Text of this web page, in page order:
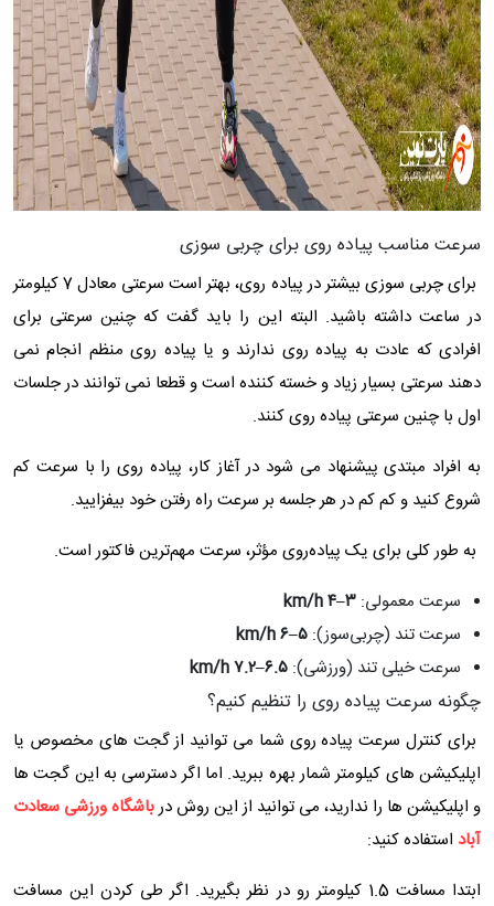
سرعت مناسب پیاده روی برای چربی سوزی
برای چربی سوزی بیشتر در پیاده روی، بهتر است سرعتی معادل 7 کیلومتر
در ساعت داشته باشید. البته این را باید گفت که چنین سرعتی برای
افرادی که عادت به پیاده روی ندارند و یا پیاده روی منظم انجام نمی
دهند سرعتی بسیار زیاد و خسته کننده است و قطعا نمی توانند در جلسات
اول با چنین سرعتی پیاده روی کنند.
به افراد مبتدی پیشنهاد می شود در آغاز کار، پیاده روی را با سرعت کم
شروع کنید و کم کم در هر جلسه بر سرعت راه رفتن خود بیفزایید.
به طور کلی برای یک پیاده‌روی مؤثر، سرعت مهم‌ترین فاکتور است.
سرعت معمولی: ۳– ۴ km/h
سرعت تند (چربی‌سوز): ۵– ۶ km/h
سرعت خیلی تند (ورزشی): ۶.۵– ۷.۲ km/h
چگونه سرعت پیاده روی را تنظیم کنیم؟
برای کنترل سرعت پیاده روی شما می توانید از گجت های مخصوص یا
اپلیکیشن های کیلومتر شمار بهره ببرید. اما اگر دسترسی به این گجت ها
و اپلیکیشن ها را ندارید، می توانید از این روش درباشگاه ورزشی سعادت
آباد استفاده کنید:
ابتدا مسافت 1.5 کیلومتر رو در نظر بگیرید. اگر طی کردن این مسافت